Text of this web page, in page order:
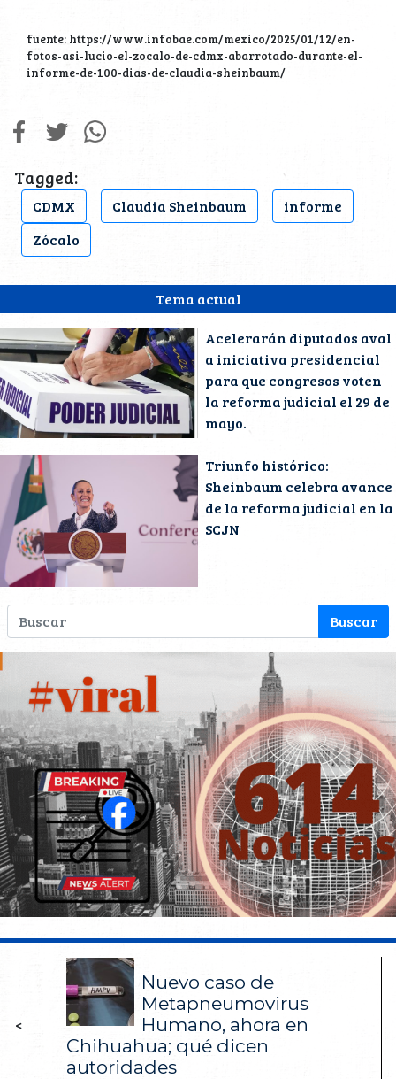
Tema actual
Acelerarán diputados aval
a iniciativa presidencial
para que congresos voten
la reforma judicial el 29 de
mayo.
Triunfo histórico:
Sheinbaum celebra avance
de la reforma judicial en la
SCJN
fuente: https://www.infobae.com/mexico/2025/01/12/en-
fotos-asi-lucio-el-zocalo-de-cdmx-abarrotado-durante-el-
informe-de-100-dias-de-claudia-sheinbaum/
Tagged:
CDMX Claudia Sheinbaum
informe
Zócalo
<
Nuevo caso de
Metapneumovirus
Humano, ahora en
Chihuahua; qué dicen
autoridades